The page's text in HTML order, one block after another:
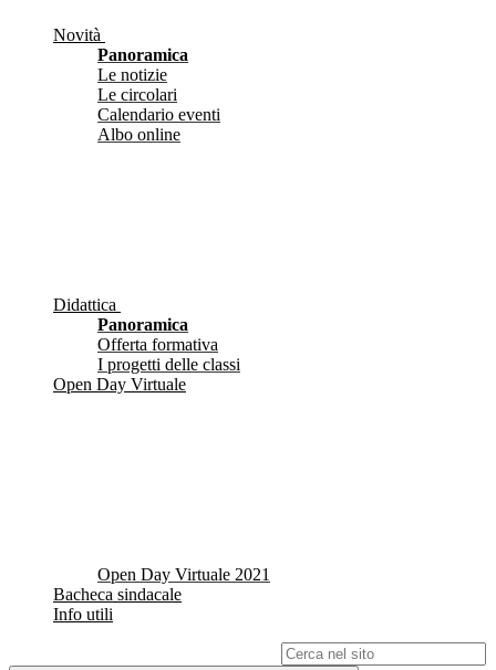
Novità
Panoramica
Le notizie
Le circolari
Calendario eventi
Albo online
Didattica
Panoramica
Offerta formativa
I progetti delle classi
Open Day Virtuale
Open Day Virtuale 2021
Bacheca sindacale
Info utili